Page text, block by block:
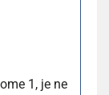
1, je ne